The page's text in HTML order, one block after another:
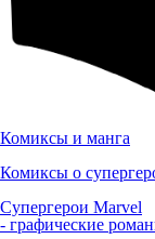
Комиксы и манга
Комиксы о
Супергерои Marvel
- графические